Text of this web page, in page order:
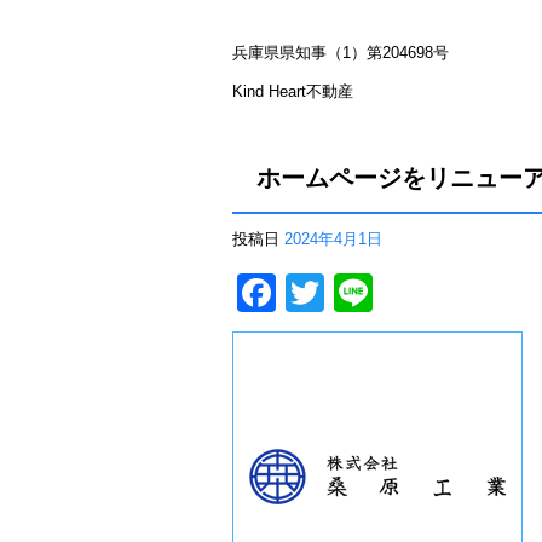
o
o
兵庫県県知事（1）第204698号
Kind Heart不動産
ホームページをリニュー
投稿日 2024年4月1日
F
a
b
o
T
wi n